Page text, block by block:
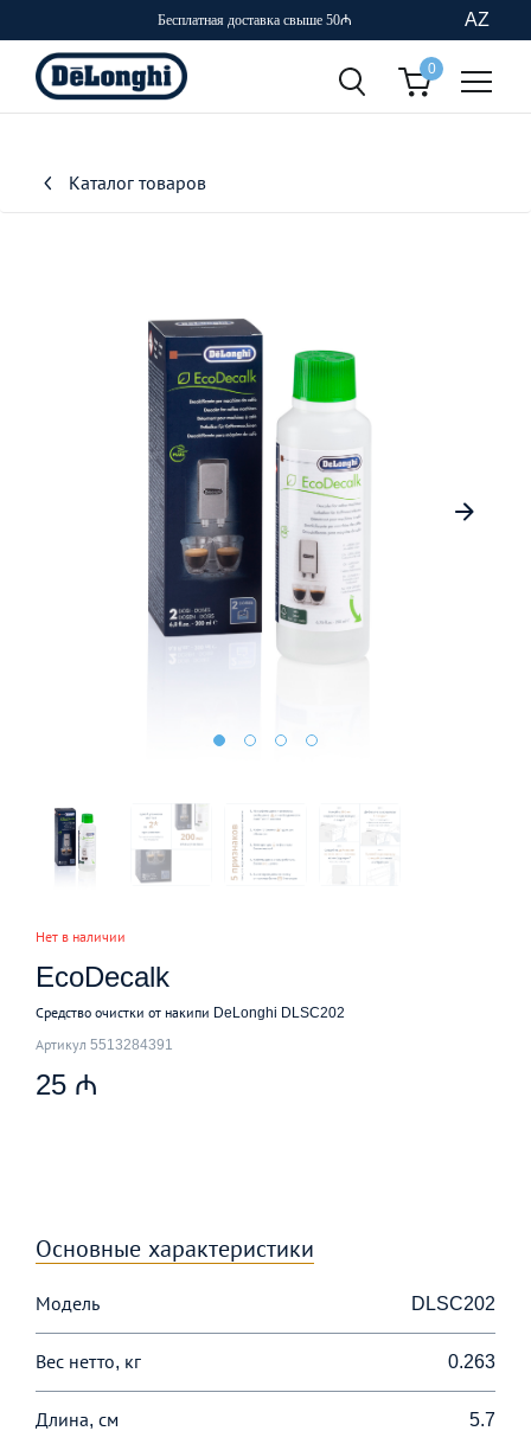
Бесплатная доставка свыше 50₼ AZ
0
Каталог товаров
Нет в наличии
EcoDecalk
Средство очистки от накипи DeLonghi DLSC202
Артикул 5513284391
25 ₼
Основные характеристики
Модель DLSC202
Вес нетто, кг 0.263
Длина, см 5.7